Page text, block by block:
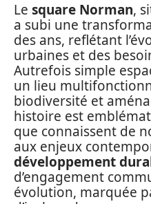
Le square Norman,
a subi une
des ans, reflétant
urbaines et des
Autrefois simple
un lieu
biodiversité et
histoire est
que connaissent de
aux enjeux
développement
d’engagement
évolution, marquée